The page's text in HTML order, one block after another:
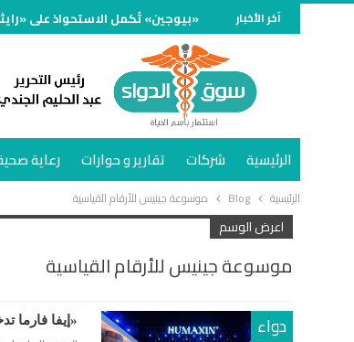
آخر الأخبار «بيوجين» تُكمل الاستحواذ على
الرئيسية شركات تقارير و حوارات رعاية
الرئيسية Blog موسوعة جينيس للأرقام القياسية
اعرض الوسم
موسوعة جينيس للأرقام القياسية
دواء «إيفا فارما